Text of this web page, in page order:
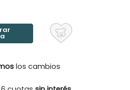
los cambios